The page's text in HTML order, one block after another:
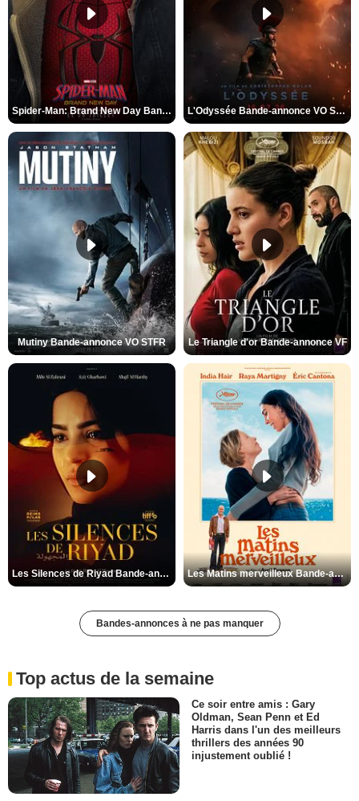
Spider-Man: Brand New Day Bande-annonce VO STFR L'Odyssée Bande-annonce VO STFR
Mutiny Bande-annonce VO STFR Le Triangle d'or Bande-annonce VF
Les Silences de Riyad Bande-annonce VO STFR Les Matins merveilleux Bande-annonce VF
Bandes-annonces à ne pas manquer
Top actus de la semaine
Ce soir entre amis : Gary
Oldman, Sean Penn et Ed
Harris dans l'un des meilleurs
thrillers des années 90
injustement oublié !